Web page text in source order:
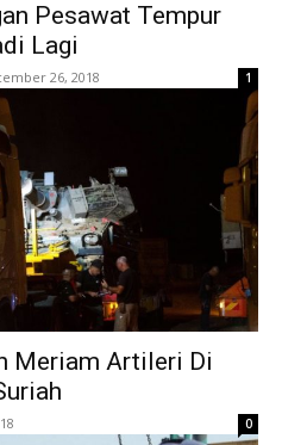
Pesawat Tempur
Lagi
26, 2018 1
Meriam Artileri Di
0